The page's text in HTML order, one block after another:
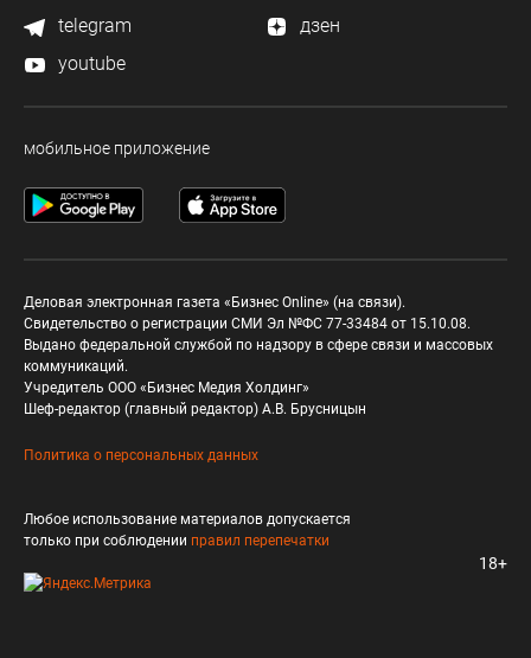
telegram
дзен
youtube
мобильное приложение
Деловая электронная газета «Бизнес Online» (на связи).
Свидетельство о регистрации СМИ Эл №ФС 77-33484 от 15.10.08.
Выдано федеральной службой по надзору в сфере связи и массовых
коммуникаций.
Учредитель ООО «Бизнес Медия Холдинг»
Шеф-редактор (главный редактор) А.В. Брусницын
Политика о персональных данных
Любое использование материалов допускается
только при соблюдении правил перепечатки
18+